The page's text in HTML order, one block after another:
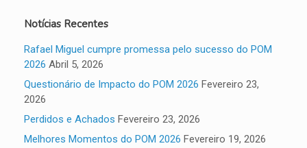
Notícias Recentes
Rafael Miguel cumpre promessa pelo sucesso do POM
2026 Abril 5, 2026
Questionário de Impacto do POM 2026 Fevereiro 23,
2026
Perdidos e Achados Fevereiro 23, 2026
Melhores Momentos do POM 2026 Fevereiro 19, 2026